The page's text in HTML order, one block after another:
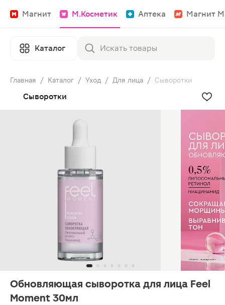
Магнит М.Косметик Аптека Магнит
Каталог
Главная / Каталог / Уход / Для лица / Сыворотки
Сыворотки
Обновляющая сыворотка для лица Feel
Moment 30мл